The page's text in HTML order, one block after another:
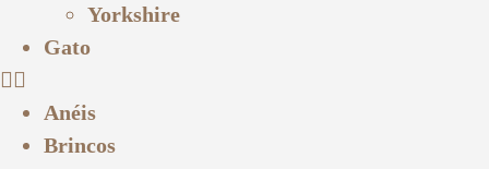
Yorkshire
Gato
Anéis
Brincos